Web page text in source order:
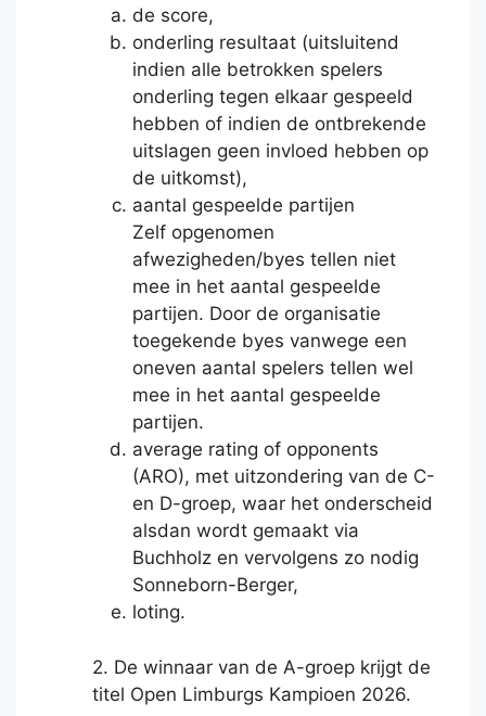
de score,
onderling resultaat (uitsluitend
indien alle betrokken spelers
onderling tegen elkaar gespeeld
hebben of indien de ontbrekende
uitslagen geen invloed hebben op
de uitkomst),
aantal gespeelde partijen
Zelf opgenomen
afwezigheden/byes tellen niet
mee in het aantal gespeelde
partijen. Door de organisatie
toegekende byes vanwege een
oneven aantal spelers tellen wel
mee in het aantal gespeelde
partijen.
average rating of opponents
(ARO), met uitzondering van de C-
en D-groep, waar het onderscheid
alsdan wordt gemaakt via
Buchholz en vervolgens zo nodig
Sonneborn-Berger,
loting.
2. De winnaar van de A-groep krijgt de
titel Open Limburgs Kampioen 2026.